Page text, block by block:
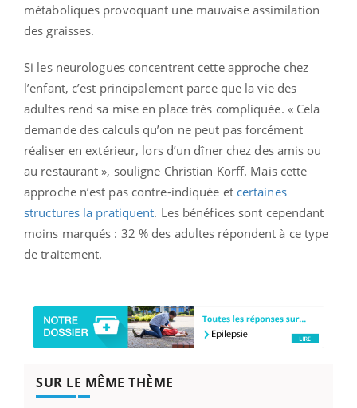
métaboliques provoquant une mauvaise assimilation
des graisses.
Si les neurologues concentrent cette approche chez
l’enfant, c’est principalement parce que la vie des
adultes rend sa mise en place très compliquée. « Cela
demande des calculs qu’on ne peut pas forcément
réaliser en extérieur, lors d’un dîner chez des amis ou
au restaurant », souligne Christian Korff. Mais cette
approche n’est pas contre-indiquée et certaines
structures la pratiquent. Les bénéfices sont cependant
moins marqués : 32 % des adultes répondent à ce type
de traitement.
SUR LE MÊME THÈME